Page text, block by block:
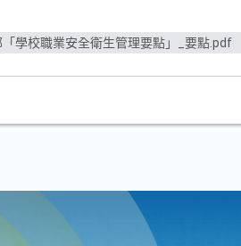
「學校職業安全衛生管理要點」_要點.pdf